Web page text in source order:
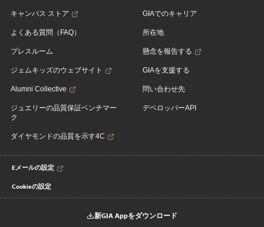
キャンパス ストア
よくある質問（FAQ）
プレスルーム
ジェムキッズのウェブサイト
Alumni Collective
ジュエリーの品質保証ベンチマー
ク
ダイヤモンドの品質を示す4C
GIAでのキャリア
所在地
懸念を報告する
GIAを支援する
問い合わせ先
デベロッパーAPI
Eメールの設定
Cookieの設定
新GIA Appをダウンロード